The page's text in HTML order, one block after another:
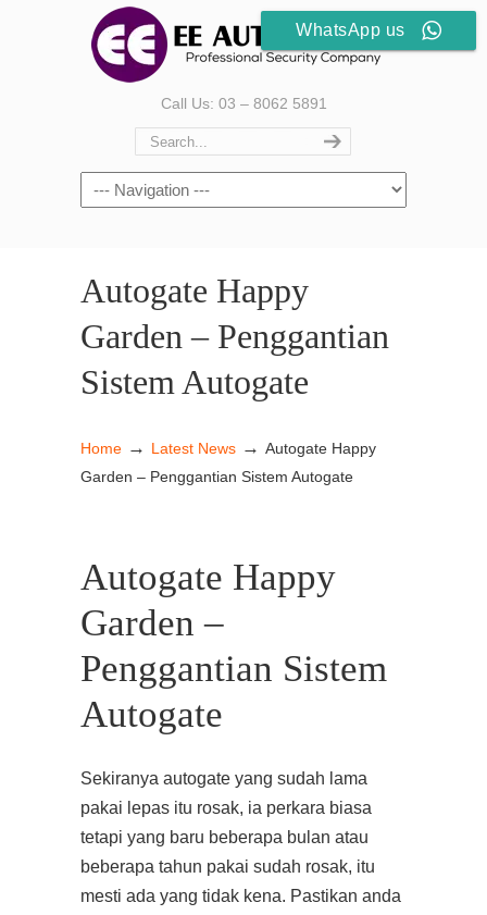
Call Us: 03 – 8062 5891
Autogate Happy
Garden – Penggantian
Sistem Autogate
Home → Latest News → Autogate Happy
Garden – Penggantian Sistem Autogate
Autogate Happy
Garden –
Penggantian Sistem
Autogate
Sekiranya autogate yang sudah lama
pakai lepas itu rosak, ia perkara biasa
tetapi yang baru beberapa bulan atau
beberapa tahun pakai sudah rosak, itu
mesti ada yang tidak kena. Pastikan anda
WhatsApp us